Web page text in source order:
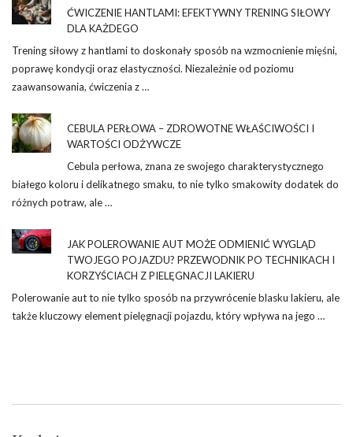
ĆWICZENIE HANTLAMI: EFEKTYWNY TRENING SIŁOWY
DLA KAŻDEGO
Trening siłowy z hantlami to doskonały sposób na wzmocnienie mięśni,
poprawę kondycji oraz elastyczności. Niezależnie od poziomu
zaawansowania, ćwiczenia z …
CEBULA PERŁOWA – ZDROWOTNE WŁAŚCIWOŚCI I
WARTOŚCI ODŻYWCZE
Cebula perłowa, znana ze swojego charakterystycznego
białego koloru i delikatnego smaku, to nie tylko smakowity dodatek do
różnych potraw, ale …
JAK POLEROWANIE AUT MOŻE ODMIENIĆ WYGLĄD
TWOJEGO POJAZDU? PRZEWODNIK PO TECHNIKACH I
KORZYŚCIACH Z PIELĘGNACJI LAKIERU
Polerowanie aut to nie tylko sposób na przywrócenie blasku lakieru, ale
także kluczowy element pielęgnacji pojazdu, który wpływa na jego …